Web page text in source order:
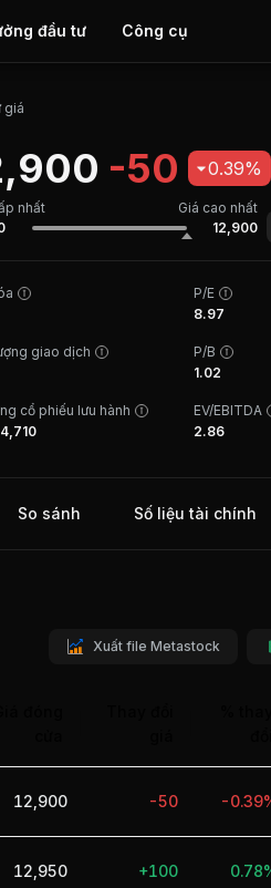
đầu tư Công cụ
giá
-50 0.39%
nhất
Giá cao nhất
12,900
P/E
8.97
giao dịch
P/B
1.02
cổ phiếu lưu hành
EV/EBITDA
2.86
So sánh Số liệu tài chính
Xuất file Metastock
12,900 -50 -
12,950 +100